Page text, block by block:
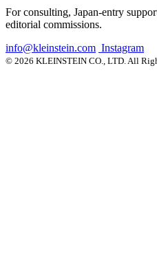
For consulting, Japan-entry
editorial commissions.
info@kleinstein.com Instagram
© 2026 KLEINSTEIN CO., LTD. All